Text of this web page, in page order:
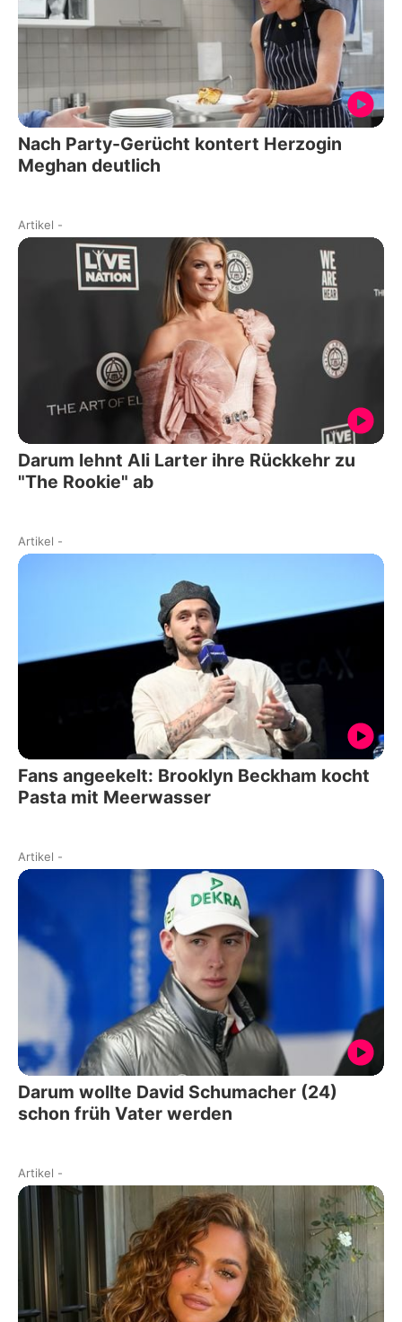
Nach Party-Gerücht kontert Herzogin
Meghan deutlich
Artikel -
Darum lehnt Ali Larter ihre Rückkehr zu
"The Rookie" ab
Artikel -
Fans angeekelt: Brooklyn Beckham kocht
Pasta mit Meerwasser
Artikel -
Darum wollte David Schumacher (24)
schon früh Vater werden
Artikel -